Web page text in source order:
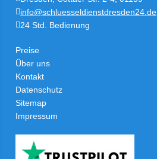
info@schluesseldienstdresden24.de
24 Std. Bedienung
Preise
Über uns
Kontakt
Datenschutz
Sitemap
Impressum